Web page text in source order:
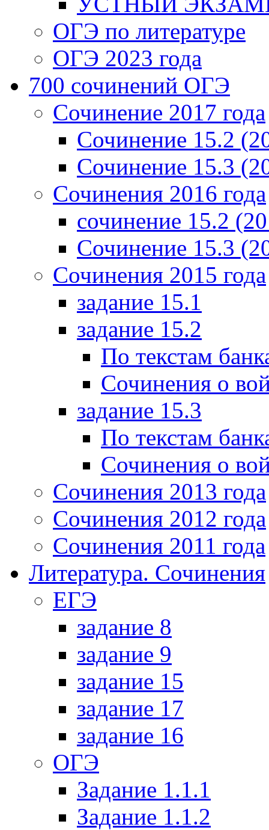
ОГЭ по литературе
ОГЭ 2023 года
700 cочинений ОГЭ
Сочинение 2017 года
Сочинение 15.2
Сочинение 15.3
Сочинения 2016 года
сочинение 15.2
Сочинение 15.3
Сочинения 2015 года
задание 15.1
задание 15.2
По текстам
Сочинения о
задание 15.3
По текстам
Сочинения о
Сочинения 2013 года
Сочинения 2012 года
Сочинения 2011 года
Литература. Сочинения
ЕГЭ
задание 8
задание 9
задание 15
задание 17
задание 16
ОГЭ
Задание 1.1.1
Задание 1.1.2